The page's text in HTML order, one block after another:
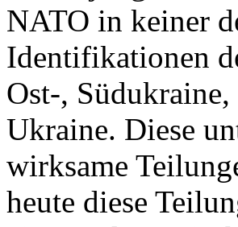
NATO in keiner
Identifikationen
Ost-,
Ukraine. Diese
wirksame
heute diese